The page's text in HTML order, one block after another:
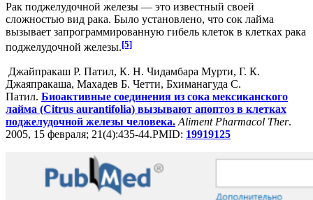
Рак поджелудочной железы — это известный своей
сложностью вид рака. Было установлено, что сок лайма
вызывает запрограммированную гибель клеток в клетках рака
поджелудочной железы.[5]
Джайпракаш Р. Патил, К. Н. Чидамбара Мурти, Г. К.
Джаяпракаша, Махадев Б. Четти, Бхиманагуда С.
Патил. Биоактивные соединения из сока мексиканского
лайма (Citrus aurantifolia) вызывают апоптоз в клетках
поджелудочной железы человека. Aliment Pharmacol Ther.
2005, 15 февраля; 21(4):435-44.PMID: 19919125